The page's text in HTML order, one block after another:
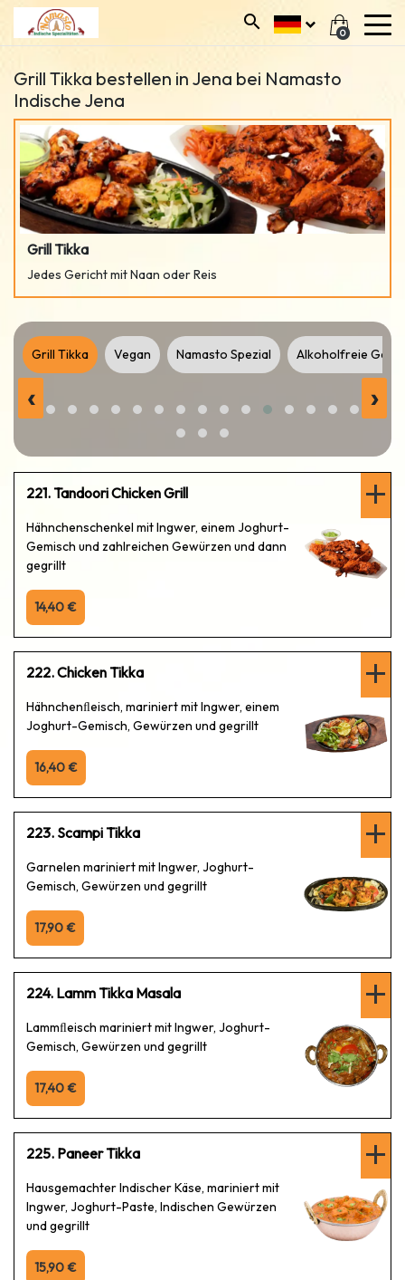
0
Grill Tikka bestellen in Jena bei Namasto
Indische Jena
Grill Tikka
Jedes Gericht mit Naan oder Reis
Grill Tikka Vegan Namasto Spezial Alkoholfreie
‹ ›
221. Tandoori Chicken Grill
Hähnchenschenkel mit Ingwer, einem Joghurt-
Gemisch und zahlreichen Gewürzen und dann
gegrillt
14,40 €
222. Chicken Tikka
Hähnchenﬂeisch, mariniert mit Ingwer, einem
Joghurt-Gemisch, Gewürzen und gegrillt
16,40 €
223. Scampi Tikka
Garnelen mariniert mit Ingwer, Joghurt-
Gemisch, Gewürzen und gegrillt
17,90 €
224. Lamm Tikka Masala
Lammﬂeisch mariniert mit Ingwer, Joghurt-
Gemisch, Gewürzen und gegrillt
17,40 €
225. Paneer Tikka
Hausgemachter Indischer Käse, mariniert mit
Ingwer, Joghurt-Paste, Indischen Gewürzen
und gegrillt
15,90 €